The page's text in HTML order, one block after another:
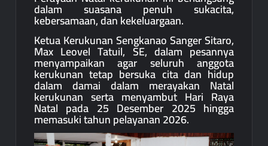
dalam suasana penuh sukacita,
kebersamaan, dan kekeluargaan.
Ketua Kerukunan Sengkanao Sanger Sitaro,
Max Leovel Tatuil, SE, dalam pesannya
menyampaikan agar seluruh anggota
kerukunan tetap bersuka cita dan hidup
dalam damai dalam merayakan Natal
kerukunan serta menyambut Hari Raya
Natal pada 25 Desember 2025 hingga
memasuki tahun pelayanan 2026.